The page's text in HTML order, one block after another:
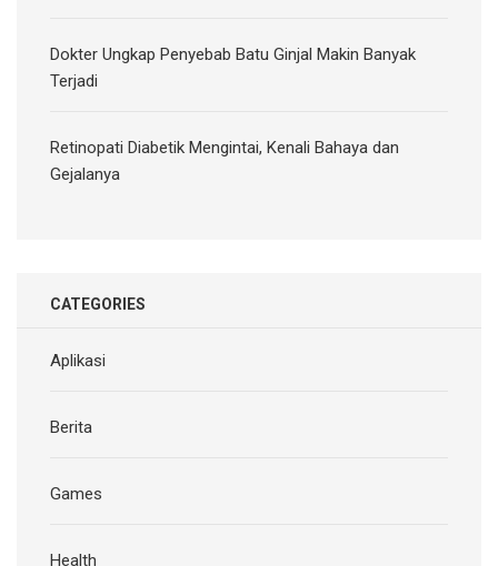
Dokter Ungkap Penyebab Batu Ginjal Makin Banyak
Terjadi
Retinopati Diabetik Mengintai, Kenali Bahaya dan
Gejalanya
CATEGORIES
Aplikasi
Berita
Games
Health